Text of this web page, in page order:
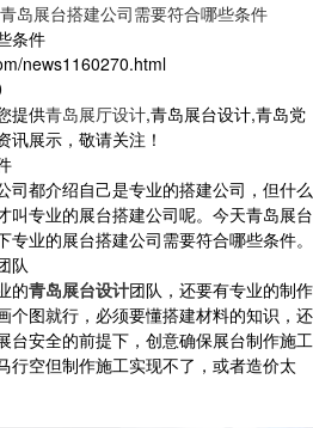
青岛展台搭建公司需要符合哪些条件
条件
news1160270.html
提供青岛展厅设计,青岛展台设计,青岛党
讯展示，敬请关注！
都介绍自己是专业的搭建公司，但什么
叫专业的展台搭建公司呢。今天青岛展台
业的展台搭建公司需要符合哪些条件。
队
的青岛展台设计团队，还要有专业的制作
个图就行，必须要懂搭建材料的知识，还
台安全的前提下，创意确保展台制作施工
行空但制作施工实现不了，或者造价太